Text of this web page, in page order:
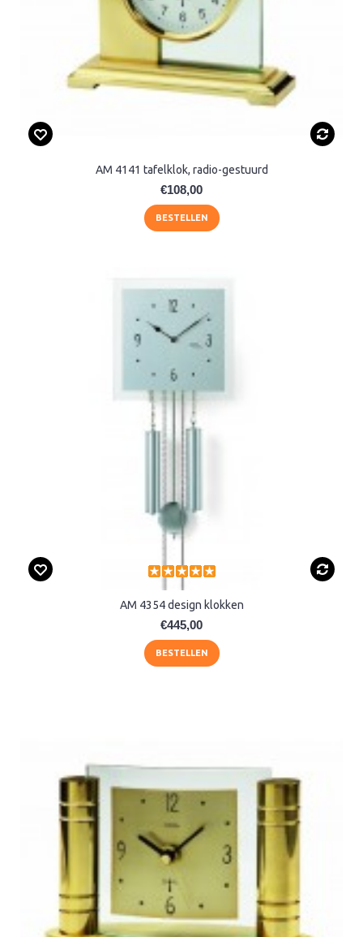
AM 4141 tafelklok, radio-gestuurd
€108,00
BESTELLEN
AM 4354 design klokken
€445,00
BESTELLEN